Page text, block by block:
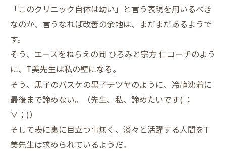
「このクリニック自体は幼い」と言う表現を用いるべき
なのか、言うなれば改善の余地は、まだまだあるようで
す。
そう、エースをねらえの岡 ひろみと宗方 仁コーチのよう
に、T美先生は私の壁になる。
そう、黒子のバスケの黒子テツヤのように、冷静沈着に
最後まで諦めない。（先生、私、諦めたいです( ；
∀；)）
そして表に裏に目立つ事無く、淡々と活躍する人間をT
美先生は求められているようだ。